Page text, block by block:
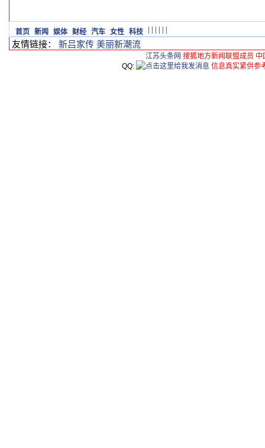
首页 新闻 娱体 财经 汽车 女性 科技
友情链接： 新吕家传 美丽新潮流
江苏头条网 搜狐地方新闻联盟成员
QQ:
信息真实紧供参